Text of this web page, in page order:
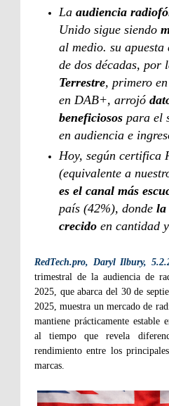
La audiencia
Unido sigue siendo
al medio. su apuesta
de dos décadas, por
Terrestre, primero
en DAB+, arrojó
beneficiosos para el
en audiencia e
Hoy, según certifica
(equivalente a
es el canal más
país (42%), donde la
crecido en cantidad
RedTech.pro, Daryl Ilbury,
trimestral de la audiencia de
2025, que abarca del 30 de
2025, muestra un mercado de
mantiene prácticamente estable
al tiempo que revela
rendimiento entre los
marcas.